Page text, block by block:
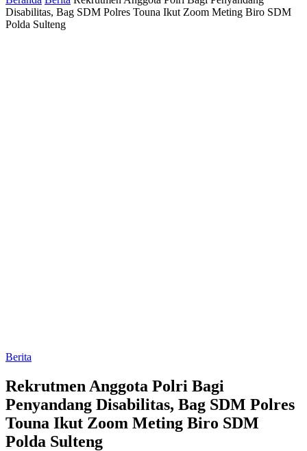
Disabilitas, Bag SDM Polres Touna Ikut Zoom Meting Biro SDM
Polda Sulteng
Berita
Rekrutmen Anggota Polri Bagi
Penyandang Disabilitas, Bag SDM Polres
Touna Ikut Zoom Meting Biro SDM
Polda Sulteng